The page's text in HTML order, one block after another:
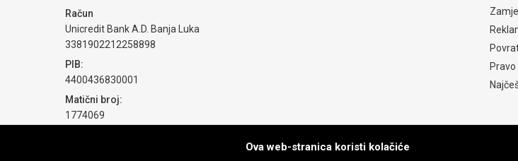
Račun
Unicredit Bank A.D. Banja Luka
3381902212258898
PIB:
4400436830001
Matični broj:
1774069
Ova web-stranica koristi kolačiće